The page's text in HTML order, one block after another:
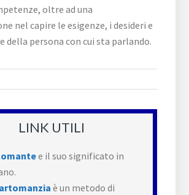
oltre ad una
nel capire le esigenze, i desideri e
della persona con cui sta parlando.
LINK UTILI
e il suo significato in
è un metodo di